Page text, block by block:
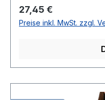
Regulärer Preis:
27,45 €
Preise inkl. MwSt. zzgl.